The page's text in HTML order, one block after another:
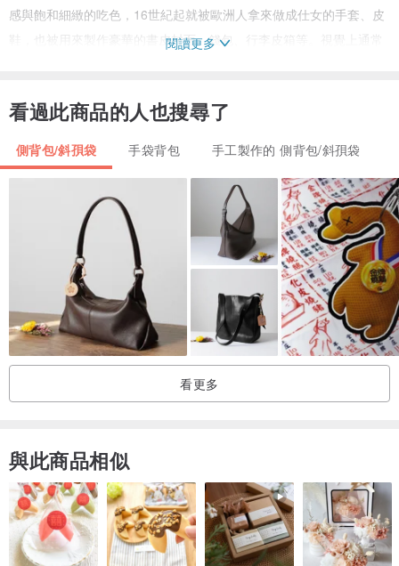
感與飽和細緻的吃色，16世紀起就被歐洲人拿來做成仕女的手套、皮
鞋，也被用來製作豪華的書皮封面、錢包、行李皮箱等。視覺上通常
選用千年傳統的製革技術，手下摸的不只是皮革啊，是歷史人文精
華。
大約尺寸（純手工製作存在尺寸差異）
長26.5 寬24cm
背帶為摩洛哥傳統活動式繩結，可自行調節長度。
注意:
- 剛收到皮質會偏硬，經過使用，皮革會漸漸柔軟，顏色也可能會稍
系）的皮革遇水摩擦可能使染色皮革脫色，請小心不要背著淋雨。
- 無需特別保養，如果堅持要保養，就用一般溫和的皮革保養霜。
- 包包因為都是由摩洛哥師傅肉眼測量、純手工製作，尺寸小差異、
皮革表面處理造成的小刮痕或皮革本身胎記、手工揉染顏色不均勻、
閱讀更多
看過此商品的人也搜尋了
側背包/斜孭袋 手袋背包 手工製作的 側背包/斜孭袋
看更多
與此商品相似